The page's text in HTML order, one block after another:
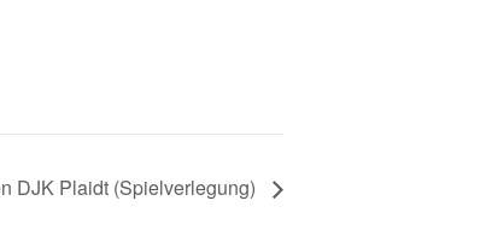
DJK Plaidt (Spielverlegung)